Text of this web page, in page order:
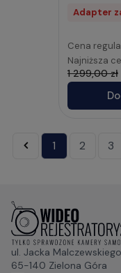
Adapter
Cena
Najniższa
1 299,00 zł
« 1 2 3
ul. Jacka
65-140 Zielona Góra